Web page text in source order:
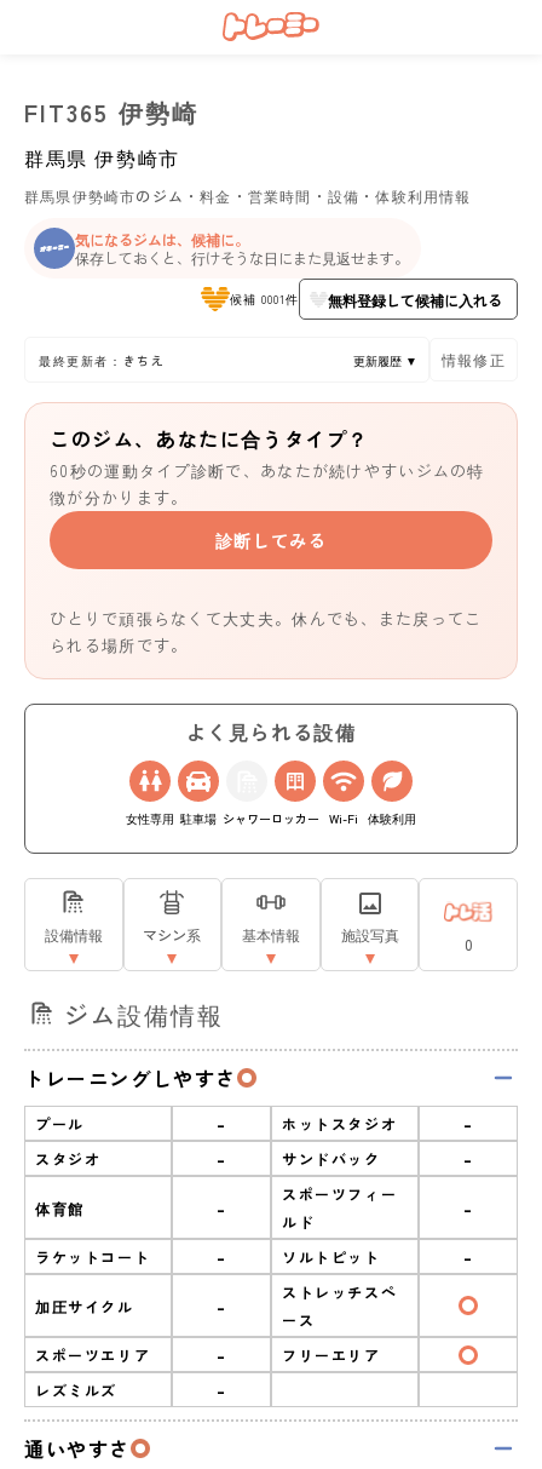
FIT365 伊勢崎
群馬県 伊勢崎市
群馬県伊勢崎市のジム・料金・営業時間・設備・体験利用情報
気になるジムは、候補に。
保存しておくと、行けそうな日にまた見返せます。
候補 0001件 無料登録して候補に入れる
最終更新者：きちえ 更新履歴 ▼ 情報修正
このジム、あなたに合うタイプ？
60秒の運動タイプ診断で、あなたが続けやすいジムの特
徴が分かります。
診断してみる
ひとりで頑張らなくて大丈夫。休んでも、また戻ってこ
られる場所です。
よく見られる設備
女性専用 駐車場 シャワー ロッカー Wi-Fi 体験利用
設備情報 マシン系 基本情報 施設写真 0
ジム設備情報
トレーニングしやすさ
プール - ホットスタジオ -
スタジオ - サンドバック -
体育館 -
スポーツフィー
ルド
-
ラケットコート - ソルトピット -
加圧サイクル -
ストレッチスペ
ース
スポーツエリア
-
フリーエリア
レズミルズ
-
通いやすさ